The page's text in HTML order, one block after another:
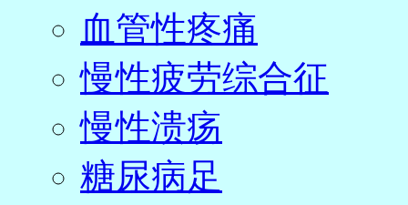
血管性疼痛
慢性疲劳综合征
慢性溃疡
糖尿病足